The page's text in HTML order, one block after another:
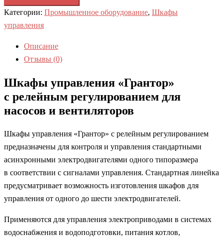
Категории: Промышленное оборудование, Шкафы
управления
Описание
Отзывы (0)
Шкафы управления «Грантор»
с релейным регулированием для
насосов и вентиляторов
Шкафы управления «Грантор» с релейным регулированием
предназначены для контроля и управления стандартными
асинхронными электродвигателями одного типоразмера
в соответствии с сигналами управления. Стандартная линейка
предусматривает возможность изготовления шкафов для
управления от одного до шести электродвигателей.
Применяются для управления электроприводами в системах
водоснабжения и водоподготовки, питания котлов,